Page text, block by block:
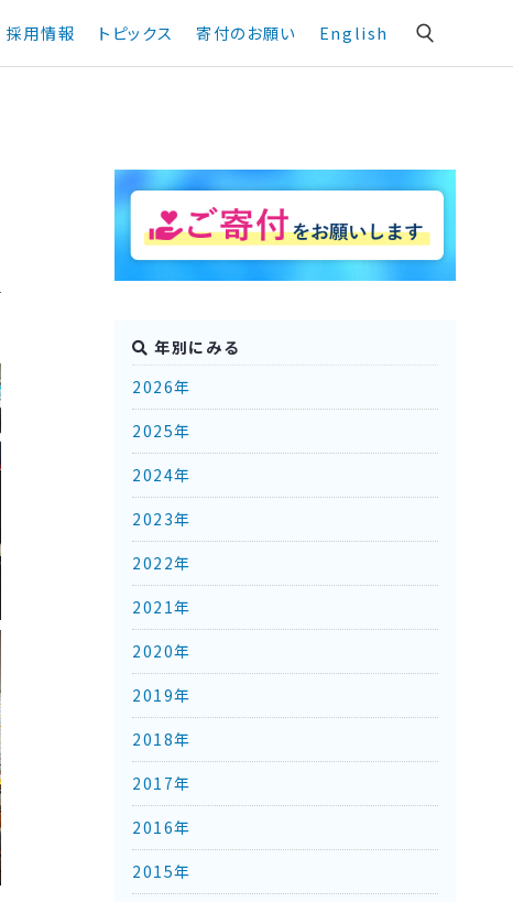
採用情報 トピックス 寄付のお願い English
年別にみる
2026年
2025年
2024年
2023年
2022年
2021年
2020年
2019年
2018年
2017年
2016年
2015年